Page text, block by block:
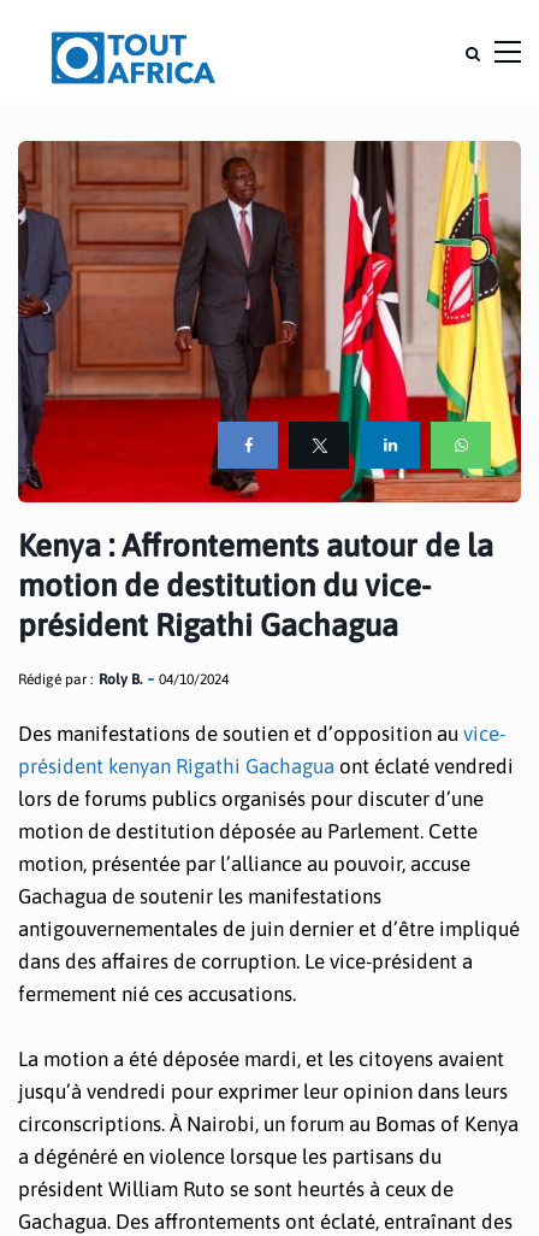
Kenya : Affrontements autour de la
motion de destitution du vice-
président Rigathi Gachagua
Rédigé par : Roly B. 04/10/2024
Des manifestations de soutien et d’opposition au vice-
président kenyan Rigathi Gachagua ont éclaté vendredi
lors de forums publics organisés pour discuter d’une
motion de destitution déposée au Parlement. Cette
motion, présentée par l’alliance au pouvoir, accuse
Gachagua de soutenir les manifestations
antigouvernementales de juin dernier et d’être impliqué
dans des affaires de corruption. Le vice-président a
fermement nié ces accusations.
La motion a été déposée mardi, et les citoyens avaient
jusqu’à vendredi pour exprimer leur opinion dans leurs
circonscriptions. À Nairobi, un forum au Bomas of Kenya
a dégénéré en violence lorsque les partisans du
président William Ruto se sont heurtés à ceux de
Gachagua. Des affrontements ont éclaté, entraînant des